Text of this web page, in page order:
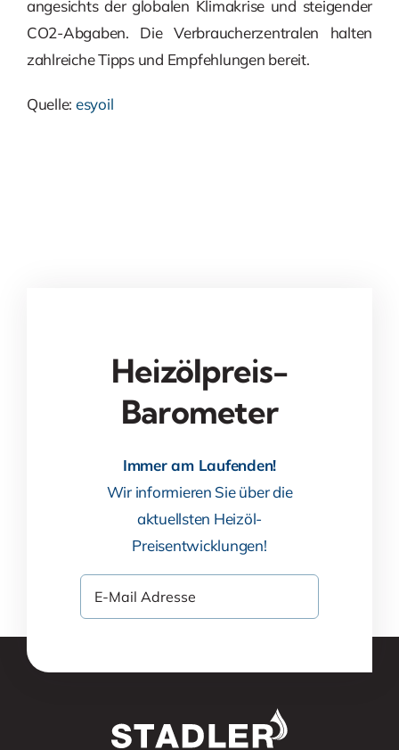
angesichts der globalen Klimakrise und steigender
CO2-Abgaben. Die Verbraucherzentralen halten
zahlreiche Tipps und Empfehlungen bereit.
Quelle: esyoil
Heizölpreis-
Barometer
Immer am Laufenden!
Wir informieren Sie über die
aktuellsten Heizöl-
Preisentwicklungen!